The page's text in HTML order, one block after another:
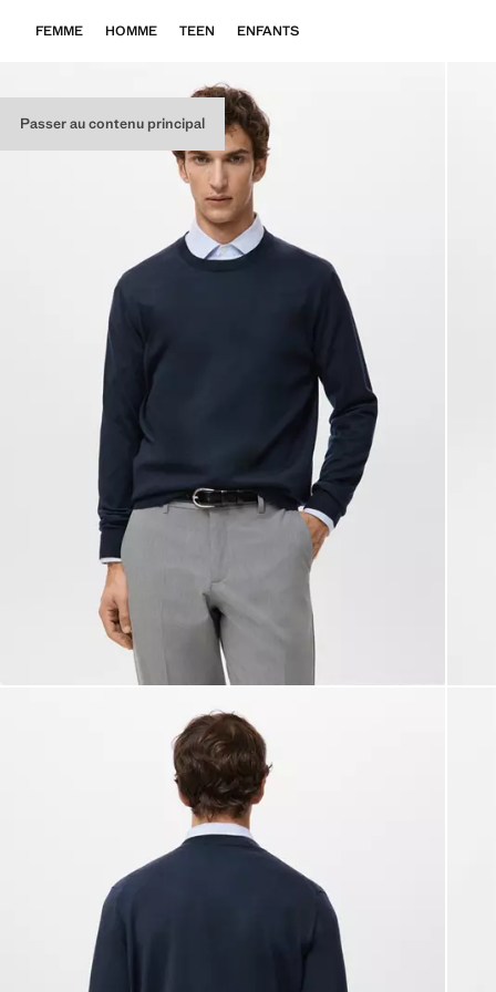
Passer au contenu principal
FEMME HOMME TEEN ENFANTS